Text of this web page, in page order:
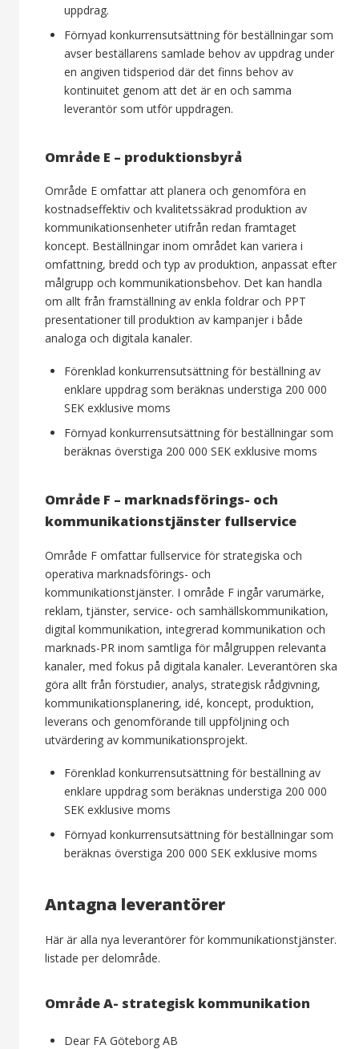
uppdrag.
Förnyad konkurrensutsättning för beställningar som
avser beställarens samlade behov av uppdrag under
en angiven tidsperiod där det finns behov av
kontinuitet genom att det är en och samma
leverantör som utför uppdragen.
Område E – produktionsbyrå
Område E omfattar att planera och genomföra en
kostnadseffektiv och kvalitetssäkrad produktion av
kommunikationsenheter utifrån redan framtaget
koncept. Beställningar inom området kan variera i
omfattning, bredd och typ av produktion, anpassat efter
målgrupp och kommunikationsbehov. Det kan handla
om allt från framställning av enkla foldrar och PPT
presentationer till produktion av kampanjer i både
analoga och digitala kanaler.
Förenklad konkurrensutsättning för beställning av
enklare uppdrag som beräknas understiga 200 000
SEK exklusive moms
Förnyad konkurrensutsättning för beställningar som
beräknas överstiga 200 000 SEK exklusive moms
Område F – marknadsförings- och
kommunikationstjänster fullservice
Område F omfattar fullservice för strategiska och
operativa marknadsförings- och
kommunikationstjänster. I område F ingår varumärke,
reklam, tjänster, service- och samhällskommunikation,
digital kommunikation, integrerad kommunikation och
marknads-PR inom samtliga för målgruppen relevanta
kanaler, med fokus på digitala kanaler. Leverantören ska
göra allt från förstudier, analys, strategisk rådgivning,
kommunikationsplanering, idé, koncept, produktion,
leverans och genomförande till uppföljning och
utvärdering av kommunikationsprojekt.
Förenklad konkurrensutsättning för beställning av
enklare uppdrag som beräknas understiga 200 000
SEK exklusive moms
Förnyad konkurrensutsättning för beställningar som
beräknas överstiga 200 000 SEK exklusive moms
Antagna leverantörer
Här är alla nya leverantörer för kommunikationstjänster.
listade per delområde.
Område A- strategisk kommunikation
Dear FA Göteborg AB